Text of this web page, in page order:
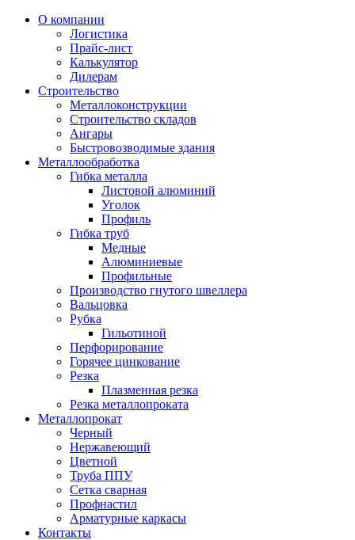
О компании
Логистика
Прайс-лист
Калькулятор
Дилерам
Строительство
Металлоконструкции
Строительство складов
Ангары
Быстровозводимые здания
Металлообработка
Гибка металла
Листовой алюминий
Уголок
Профиль
Гибка труб
Медные
Алюминиевые
Профильные
Производство гнутого швеллера
Вальцовка
Рубка
Гильотиной
Перфорирование
Горячее цинкование
Резка
Плазменная резка
Резка металлопроката
Металлопрокат
Черный
Нержавеющий
Цветной
Труба ППУ
Сетка сварная
Профнастил
Арматурные каркасы
Контакты